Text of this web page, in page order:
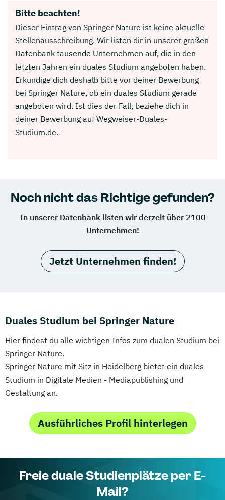
Bitte beachten!
Dieser Eintrag von Springer Nature ist keine aktuelle
Stellenausschreibung. Wir listen dir in unserer großen
Datenbank tausende Unternehmen auf, die in den
letzten Jahren ein duales Studium angeboten haben.
Erkundige dich deshalb bitte vor deiner Bewerbung
bei Springer Nature, ob ein duales Studium gerade
angeboten wird. Ist dies der Fall, beziehe dich in
deiner Bewerbung auf Wegweiser-Duales-
Studium.de.
Noch nicht das Richtige gefunden?
In unserer Datenbank listen wir derzeit über 2100
Unternehmen!
Jetzt Unternehmen finden!
Duales Studium bei Springer Nature
Hier findest du alle wichtigen Infos zum dualen Studium bei
Springer Nature.
Springer Nature mit Sitz in Heidelberg bietet ein duales
Studium in Digitale Medien - Mediapublishing und
Gestaltung an.
Ausführliches Profil hinterlegen
Freie duale Studienplätze per E-
Mail?